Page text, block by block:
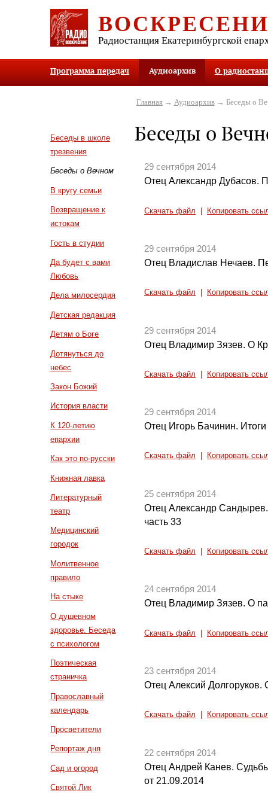
Радиостанция Екатеринбургской
Программа передач Аудиоархив О
Беседы в школе
трезвения
Беседы о Вечном
В кругу семьи
Возвращение к
истокам
Гость в студии
Да будет с вами
Любовь
Дела милосердия
Детская редакция
Детям о Боге
Дотянуться до
небес
Закон Божий
История власти
К 120-летию
епархии
Как это по-русски
Книжная лавка
Литературный
театр
Медицинский
городок
Молитвенное
правило
На стыке
О душевном
здоровье. Беседа
с психологом
Поэтическая
страничка
Православный
календарь
Просветители
Репортаж дня
Сад и огород
Святой Лик
Главная→ Аудиоархив→ Беседы о
Беседы о
29 сентября 2014
Отец Александр Дубасов.
Скачать файл Копировать
29 сентября 2014
Отец Владислав Нечаев.
Скачать файл Копировать
29 сентября 2014
Отец Владимир Зязев. О
Скачать файл Копировать
29 сентября 2014
Отец Игорь Бачинин.
Скачать файл Копировать
25 сентября 2014
Отец Александр
часть 33
Скачать файл Копировать
24 сентября 2014
Отец Владимир Зязев. О
Скачать файл Копировать
23 сентября 2014
Отец Алексий
Скачать файл Копировать
22 сентября 2014
Отец Андрей Канев.
от 21.09.2014